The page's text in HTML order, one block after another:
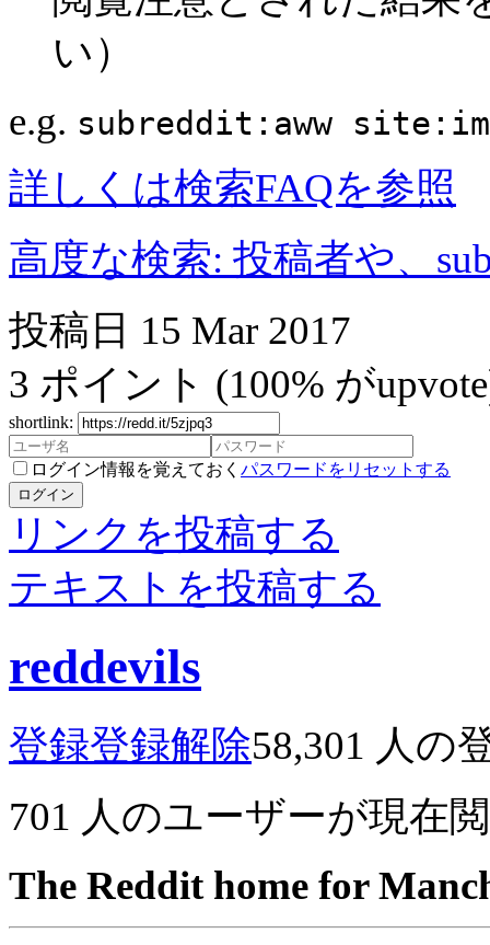
い）
e.g. subreddit:aww
詳しくは検索FAQを参照
高度な検索: 投稿者や、
投稿日 15 Mar 2017
3 ポイント (100% が
shortlink:
ログイン情報を覚えておく パスワードをリセットする
ログイン
リンクを投稿する
テキストを投稿する
reddevils
登録登録解除58,301 人の
701 人のユーザーが現在
The Reddit home for